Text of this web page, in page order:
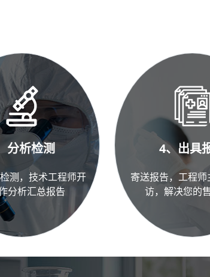
分析检测
测，技术工程师开
分析汇总报告
4、出具
寄送报告，工程
访，解决您的